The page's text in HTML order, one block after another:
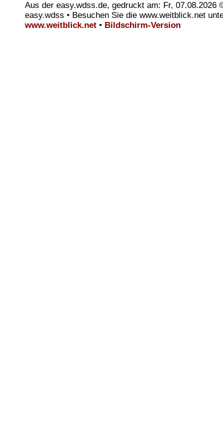
Aus der easy.wdss.de, gedruckt am: Fr, 07.08.2026
easy.wdss • Besuchen Sie die www.weitblick.net
www.weitblick.net • Bildschirm-Version